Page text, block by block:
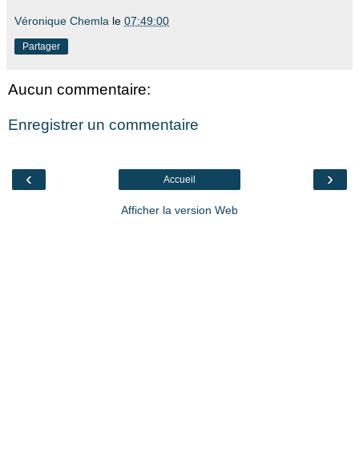
Véronique Chemla le 07:49:00
Partager
Aucun commentaire:
Enregistrer un commentaire
‹ ›
Accueil
Afficher la version Web